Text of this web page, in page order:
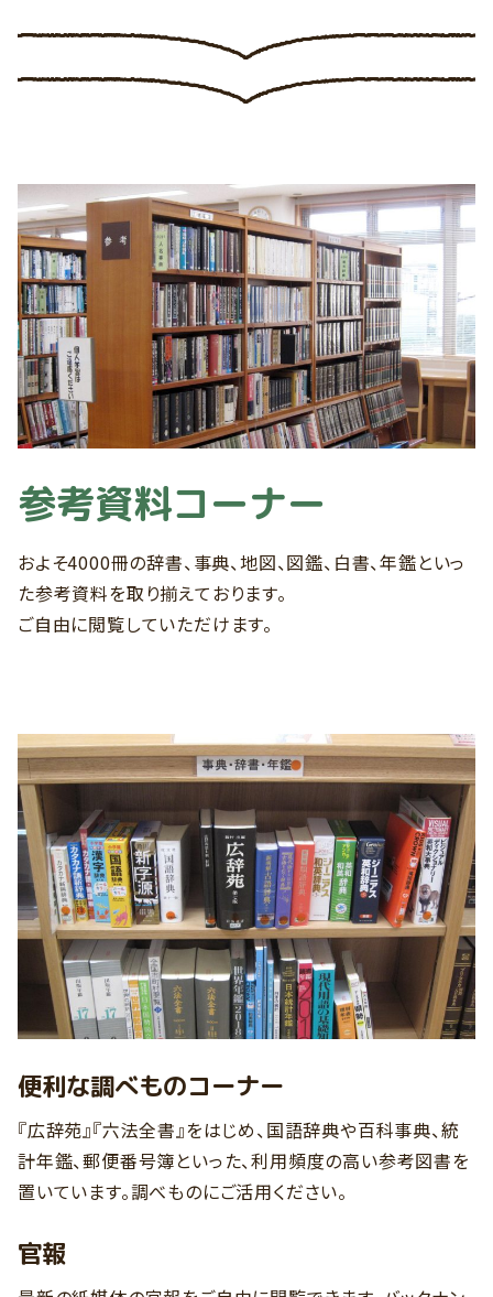
参考資料コーナー
およそ4000冊の辞書、事典、地図、図鑑、白書、年鑑といっ
た参考資料を取り揃えております。
ご自由に閲覧していただけます。
便利な調べものコーナー
『広辞苑』『六法全書』をはじめ、国語辞典や百科事典、統
計年鑑、郵便番号簿といった、利用頻度の高い参考図書を
置いています。調べものにご活用ください。
官報